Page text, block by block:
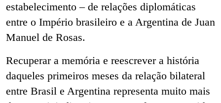
estabelecimento – de relações diplomáticas
entre o Império brasileiro e a Argentina de Juan
Manuel de Rosas.
Recuperar a memória e reescrever a história
daqueles primeiros meses da relação bilateral
entre Brasil e Argentina representa muito mais